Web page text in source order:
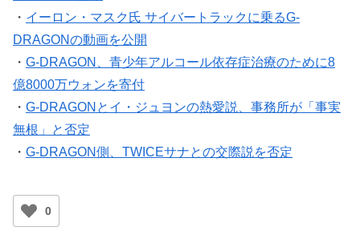
・ イーロン・マスク氏 サイバートラックに乗るG-
DRAGONの動画を公開
・ G-DRAGON、青少年アルコール依存症治療のために8
億8000万ウォンを寄付
・ G-DRAGONとイ・ジュヨンの熱愛説、事務所が「事実
無根」と否定
・ G-DRAGON側、TWICEサナとの交際説を否定
0